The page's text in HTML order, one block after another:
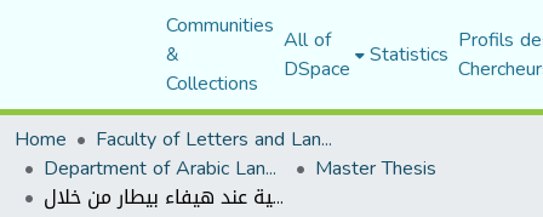
Communities
&
Collections
All of
DSpace Statistics Profils
Home
Faculty of Letters and Languages
Department of Arabic Language and Literature Master Thesis
السيرة الذاتية عند هيفاء بيطار من خلال: